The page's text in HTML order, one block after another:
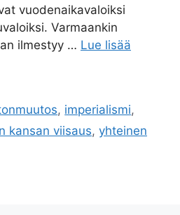
vuodenaikavaloiksi
Varmaankin
ilmestyy … Lue lisää
, imperialismi,
kansan viisaus, yhteinen